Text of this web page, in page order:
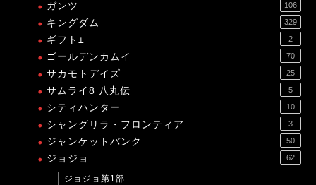
ガンツ 106
キングダム 329
ギフト± 2
ゴールデンカムイ 70
サカモトデイズ 25
サムライ8 八丸伝 5
シティハンター 10
シャングリラ・フロンティア 3
ジャンケットバンク 50
ジョジョ 62
ジョジョ第1部